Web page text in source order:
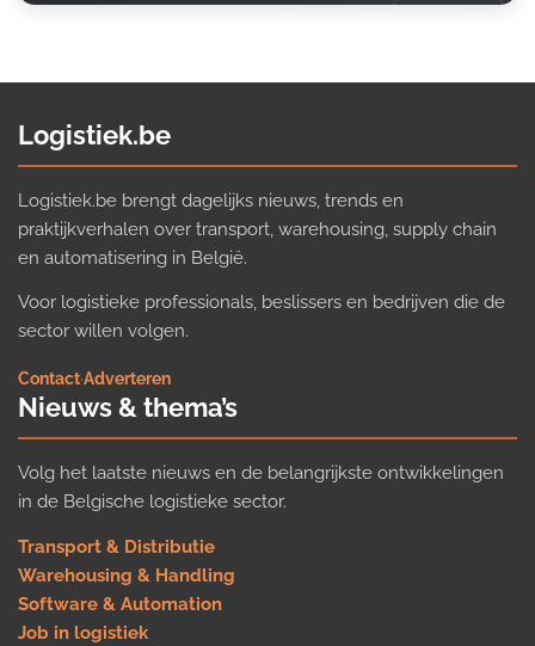
Logistiek.be
Logistiek.be brengt dagelijks nieuws, trends en
praktijkverhalen over transport, warehousing, supply chain
en automatisering in België.
Voor logistieke professionals, beslissers en bedrijven die de
sector willen volgen.
Contact·Adverteren
Nieuws & thema’s
Volg het laatste nieuws en de belangrijkste ontwikkelingen
in de Belgische logistieke sector.
Transport & Distributie
Warehousing & Handling
Software & Automation
Job in logistiek